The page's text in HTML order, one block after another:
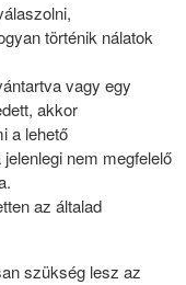
történik nálatok
vagy egy
akkor
a lehető
nem megfelelő
az általad
szükség lesz az